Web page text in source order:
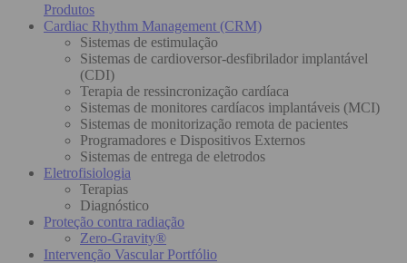
Produtos
Cardiac Rhythm Management (CRM)
Sistemas de estimulação
Sistemas de cardioversor-desfibrilador implantável
(CDI)
Terapia de ressincronização cardíaca
Sistemas de monitores cardíacos implantáveis (MCI)
Sistemas de monitorização remota de pacientes
Programadores e Dispositivos Externos
Sistemas de entrega de eletrodos
Eletrofisiologia
Terapias
Diagnóstico
Proteção contra radiação
Zero-Gravity®
Intervenção Vascular Portfólio